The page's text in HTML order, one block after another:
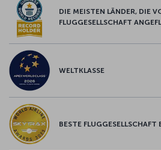
DIE MEISTEN LÄNDER, DIE
FLUGGESELLSCHAFT
WELTKLASSE
BESTE FLUGGESELLSCHAFT